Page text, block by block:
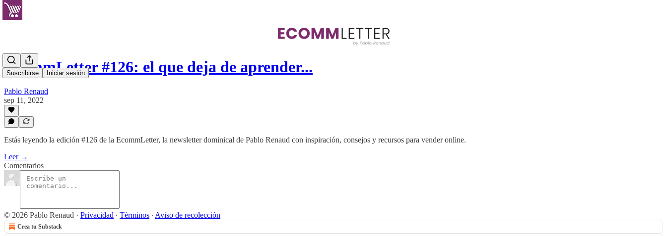
Suscribirse Iniciar sesión
EcommLetter #126: el que deja de aprender...
Pablo Renaud
sep 11, 2022
Estás leyendo la edición #126 de la EcommLetter, la newsletter dominical de Pablo Renaud con inspiración, consejos y recursos para vender online.
Leer →
Comentarios
© 2026 Pablo Renaud · Privacidad ∙ Términos ∙ Aviso de recolección
Crea tu Substack